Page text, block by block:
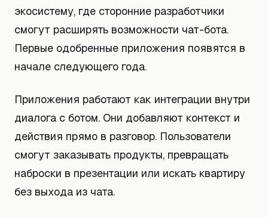
экосистему, где сторонние разработчики
смогут расширять возможности чат-бота.
Первые одобренные приложения появятся в
начале следующего года.
Приложения работают как интеграции внутри
диалога с ботом. Они добавляют контекст и
действия прямо в разговор. Пользователи
смогут заказывать продукты, превращать
наброски в презентации или искать квартиру
без выхода из чата.